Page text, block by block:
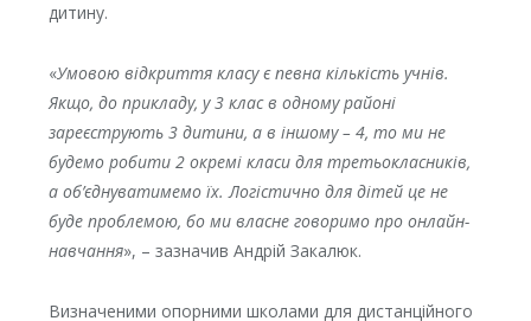
дитину.
«Умовою відкриття класу є певна кількість учнів.
Якщо, до прикладу, у 3 клас в одному районі
зареєструють 3 дитини, а в іншому – 4, то ми не
будемо робити 2 окремі класи для третьокласників,
а об’єднуватимемо їх. Логістично для дітей це не
буде проблемою, бо ми власне говоримо про онлайн-
навчання», – зазначив Андрій Закалюк.
Визначеними опорними школами для дистанційного